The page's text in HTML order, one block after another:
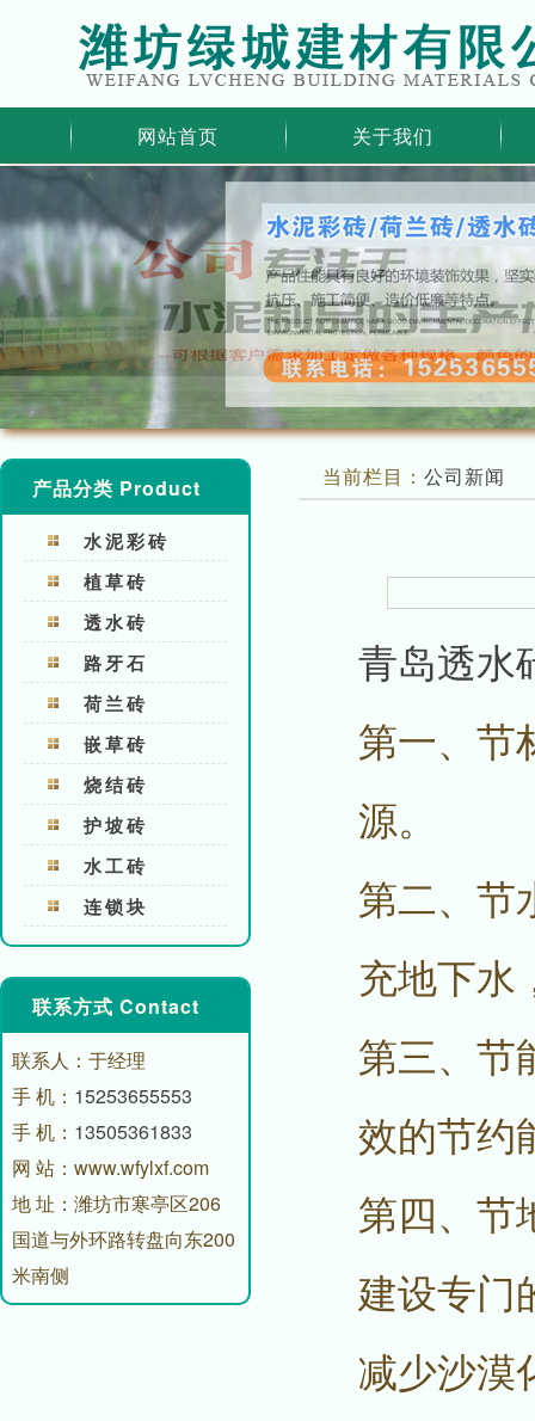
网站首页 关于我们
产品分类 Product
水泥彩砖
植草砖
透水砖
路牙石
荷兰砖
嵌草砖
烧结砖
护坡砖
水工砖
连锁块
联系方式 Contact
联系人：于经理
手 机： 15253655553
手 机： 13505361833
网 站：www.wfylxf.com
地 址：潍坊市寒亭区206
国道与外环路转盘向东200
米南侧
当前栏目： 公司新闻
青岛透水
第一、节
源。
第二、节
充地下水
第三、节
效的节约
第四、节
建设专门
减少沙漠